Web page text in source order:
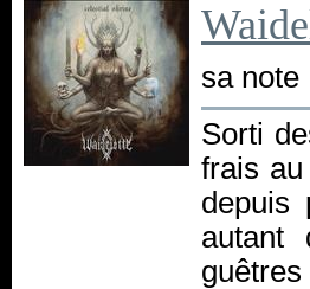
sa note
Sorti
frais
depuis
autant